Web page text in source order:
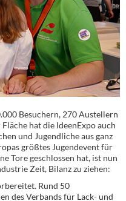
Besuchern, 270 Austellern
hat die IdeenExpo auch
und Jugendliche aus ganz
größtes Jugendevent für
Tore geschlossen hat, ist nun
Zeit, Bilanz zu ziehen:
Rund 50
des Verbands für Lack- und